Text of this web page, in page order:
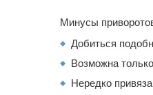
Минусы
Добиться
Возможна
Нередко